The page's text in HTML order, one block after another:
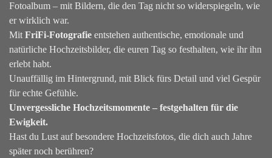
Fotoalbum – mit Bildern, die den Tag nicht so widerspiegeln, wie
er wirklich war.
Mit FriFi-Fotografie entstehen authentische, emotionale und
natürliche Hochzeitsbilder, die euren Tag so festhalten, wie ihr ihn
erlebt habt.
Unauffällig im Hintergrund, mit Blick fürs Detail und viel Gespür
für echte Gefühle.
Unvergessliche Hochzeitsmomente – festgehalten für die
Ewigkeit.
Hast du Lust auf besondere Hochzeitsfotos, die dich auch Jahre
später noch berühren?